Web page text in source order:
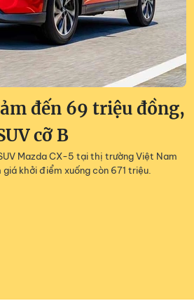
đến 69 triệu đồng,
cỡ B
Mazda CX-5 tại thị trường Việt Nam
khởi điểm xuống còn 671 triệu.